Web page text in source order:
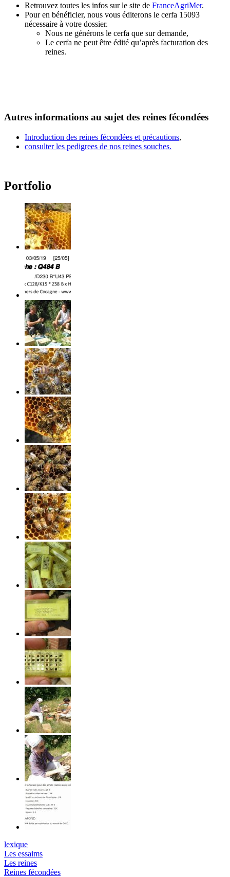
Retrouvez toutes les infos sur le site de FranceAgriMer.
Pour en bénéficier, nous vous éditerons le cerfa 15093
nécessaire à votre dossier.
Nous ne générons le cerfa que sur demande,
Le cerfa ne peut être édité qu’après facturation des
reines.
Autres informations au sujet des reines fécondées
Introduction des reines fécondées et précautions,
consulter les pedigrees de nos reines souches.
Portfolio
lexique
Les essaims
Les reines
Reines fécondées